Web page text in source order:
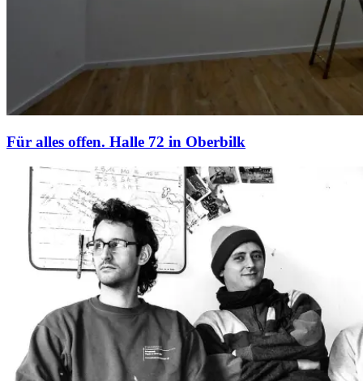
Für alles offen. Halle 72 in Oberbilk